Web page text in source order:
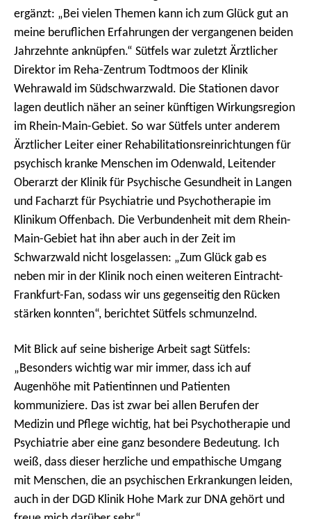
ergänzt: „Bei vielen Themen kann ich zum Glück gut an
meine beruflichen Erfahrungen der vergangenen beiden
Jahrzehnte anknüpfen.“ Sütfels war zuletzt Ärztlicher
Direktor im Reha-Zentrum Todtmoos der Klinik
Wehrawald im Südschwarzwald. Die Stationen davor
lagen deutlich näher an seiner künftigen Wirkungsregion
im Rhein-Main-Gebiet. So war Sütfels unter anderem
Ärztlicher Leiter einer Rehabilitationsreinrichtungen für
psychisch kranke Menschen im Odenwald, Leitender
Oberarzt der Klinik für Psychische Gesundheit in Langen
und Facharzt für Psychiatrie und Psychotherapie im
Klinikum Offenbach. Die Verbundenheit mit dem Rhein-
Main-Gebiet hat ihn aber auch in der Zeit im
Schwarzwald nicht losgelassen: „Zum Glück gab es
neben mir in der Klinik noch einen weiteren Eintracht-
Frankfurt-Fan, sodass wir uns gegenseitig den Rücken
stärken konnten“, berichtet Sütfels schmunzelnd.
Mit Blick auf seine bisherige Arbeit sagt Sütfels:
„Besonders wichtig war mir immer, dass ich auf
Augenhöhe mit Patientinnen und Patienten
kommuniziere. Das ist zwar bei allen Berufen der
Medizin und Pflege wichtig, hat bei Psychotherapie und
Psychiatrie aber eine ganz besondere Bedeutung. Ich
weiß, dass dieser herzliche und empathische Umgang
mit Menschen, die an psychischen Erkrankungen leiden,
auch in der DGD Klinik Hohe Mark zur DNA gehört und